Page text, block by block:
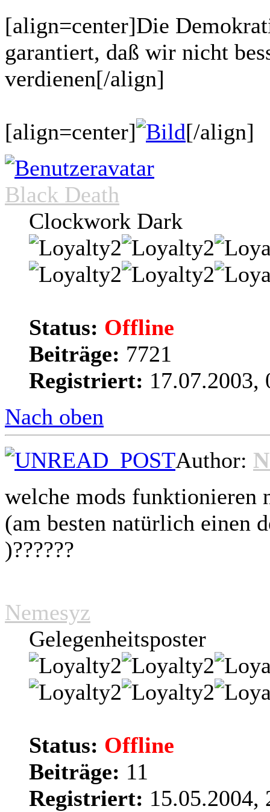
[align=center]Die
garantiert, daß wir nicht
verdienen[/align]
[align=center] [/align]
Black Death
Clockwork Dark
Status: Offline
Beiträge: 7721
Registriert: 17.07.2003,
Nach oben
Author:
welche mods funktionieren
(am besten natürlich einen
)??????
Nemesyz
Gelegenheitsposter
Status: Offline
Beiträge: 11
Registriert: 15.05.2004,